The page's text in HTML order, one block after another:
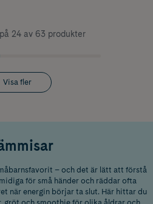
24 av 63 produkter
Visa fler
– och det är lätt att förstå
för små händer och räddar ofta
när energin börjar ta slut. Här hittar du